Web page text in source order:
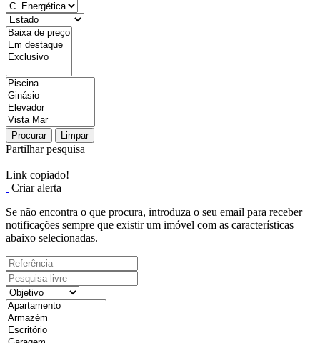
Procurar Limpar
Partilhar pesquisa
Link copiado!
Criar alerta
Se não encontra o que procura, introduza o seu email para receber
notificações sempre que existir um imóvel com as características
abaixo selecionadas.